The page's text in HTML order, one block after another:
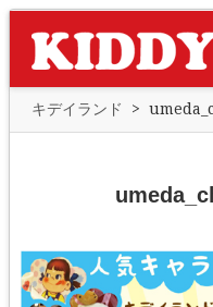
キデイランド >